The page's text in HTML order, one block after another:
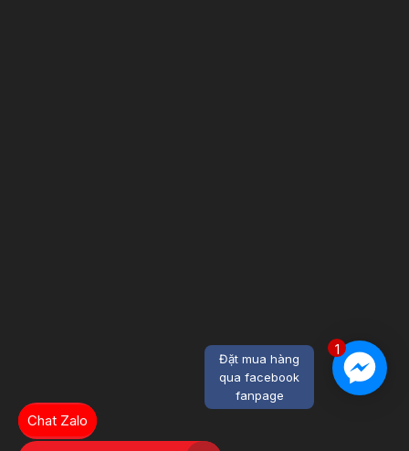
1
Đặt mua hàng
qua facebook
fanpage
Chat Zalo